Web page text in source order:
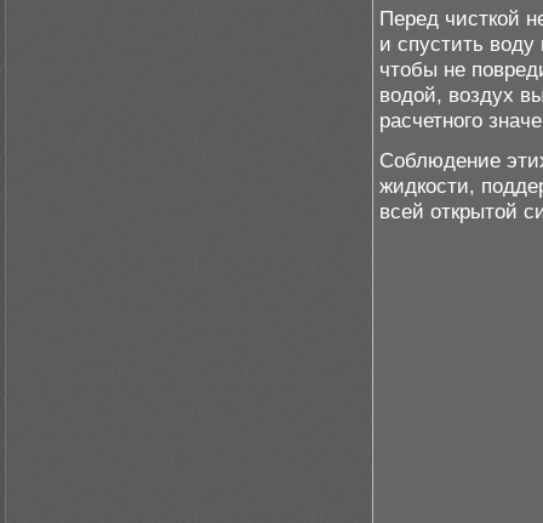
Перед чисткой
и спустить
чтобы не
водой, воздух
расчетного
Соблюдение
жидкости,
всей открытой